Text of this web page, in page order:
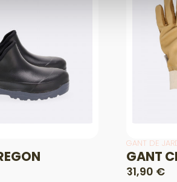
GANT DE
GANT
31,90 €